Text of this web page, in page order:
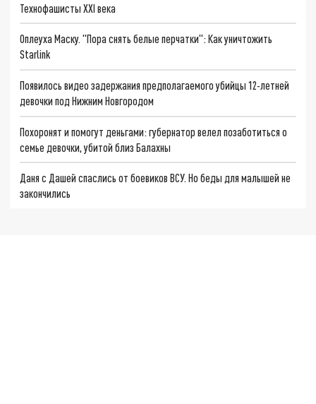
Технофашисты XXI века
Оплеуха Маску. "Пора снять белые перчатки": Как уничтожить
Starlink
Появилось видео задержания предполагаемого убийцы 12-летней
девочки под Нижним Новгородом
Похоронят и помогут деньгами: губернатор велел позаботиться о
семье девочки, убитой близ Балахны
Даня с Дашей спаслись от боевиков ВСУ. Но беды для малышей не
закончились